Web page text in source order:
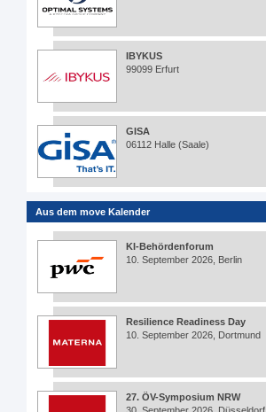
IBYKUS
99099 Erfurt
GISA
06112 Halle (Saale)
Aus dem move Kalender
KI-Behördenforum
10. September 2026, Berlin
Resilience Readiness Day
10. September 2026, Dortmund
27. ÖV-Symposium NRW
30. September 2026, Düsseldorf